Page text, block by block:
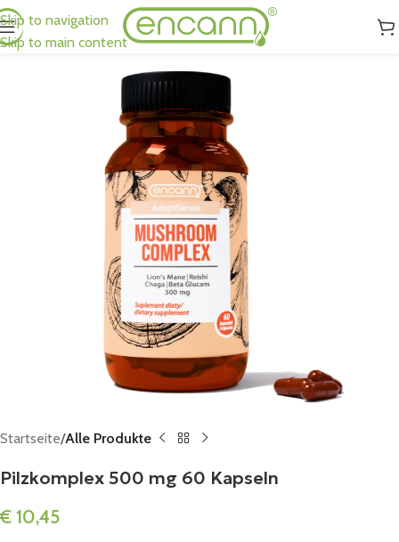
Skip to navigation
Skip to main content
Startseite Alle Produkte
Pilzkomplex 500 mg 60 Kapseln
€ 10,45